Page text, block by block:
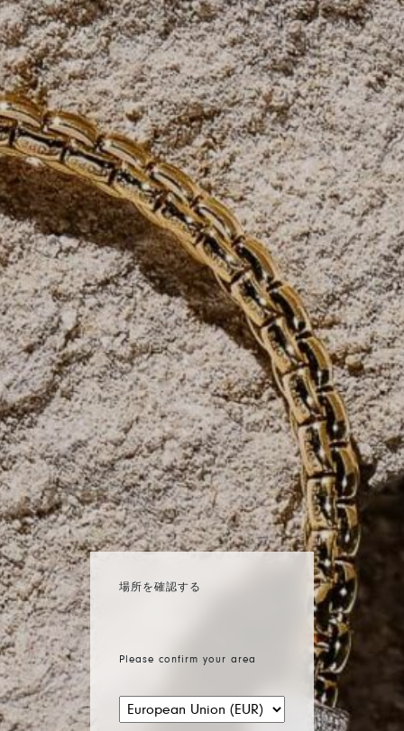
場所を確認する
Please confirm your area